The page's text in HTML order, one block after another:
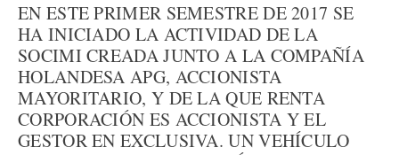
EN ESTE PRIMER SEMESTRE DE 2017 SE
HA INICIADO LA ACTIVIDAD DE LA
SOCIMI CREADA JUNTO A LA COMPAÑÍA
HOLANDESA APG, ACCIONISTA
MAYORITARIO, Y DE LA QUE RENTA
CORPORACIÓN ES ACCIONISTA Y EL
GESTOR EN EXCLUSIVA. UN VEHÍCULO